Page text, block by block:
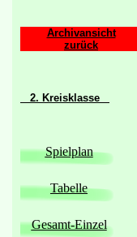
Archivansicht
zurück
2. Kreisklasse
Spielplan
Tabelle
Gesamt-Einzel